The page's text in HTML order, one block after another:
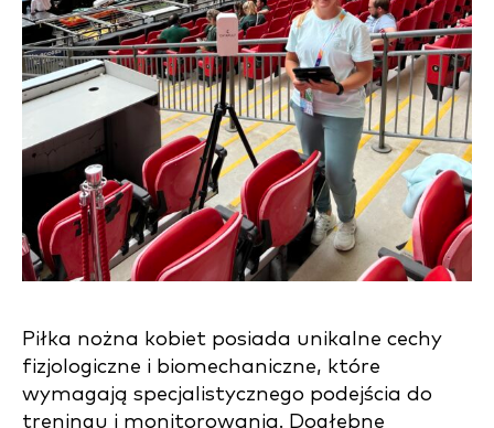
Piłka nożna kobiet posiada unikalne cechy
fizjologiczne i biomechaniczne, które
wymagają specjalistycznego podejścia do
treningu i monitorowania. Dogłębne